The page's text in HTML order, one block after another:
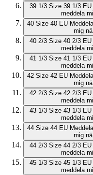
39 1/3 Size 39 1/3 EU
meddela
40 Size 40 EU
mig
40 2/3 Size 40 2/3 EU
meddela
41 1/3 Size 41 1/3 EU
meddela
42 Size 42 EU
mig
42 2/3 Size 42 2/3 EU
meddela
43 1/3 Size 43 1/3 EU
meddela
44 Size 44 EU
mig
44 2/3 Size 44 2/3 EU
meddela
45 1/3 Size 45 1/3 EU
meddela